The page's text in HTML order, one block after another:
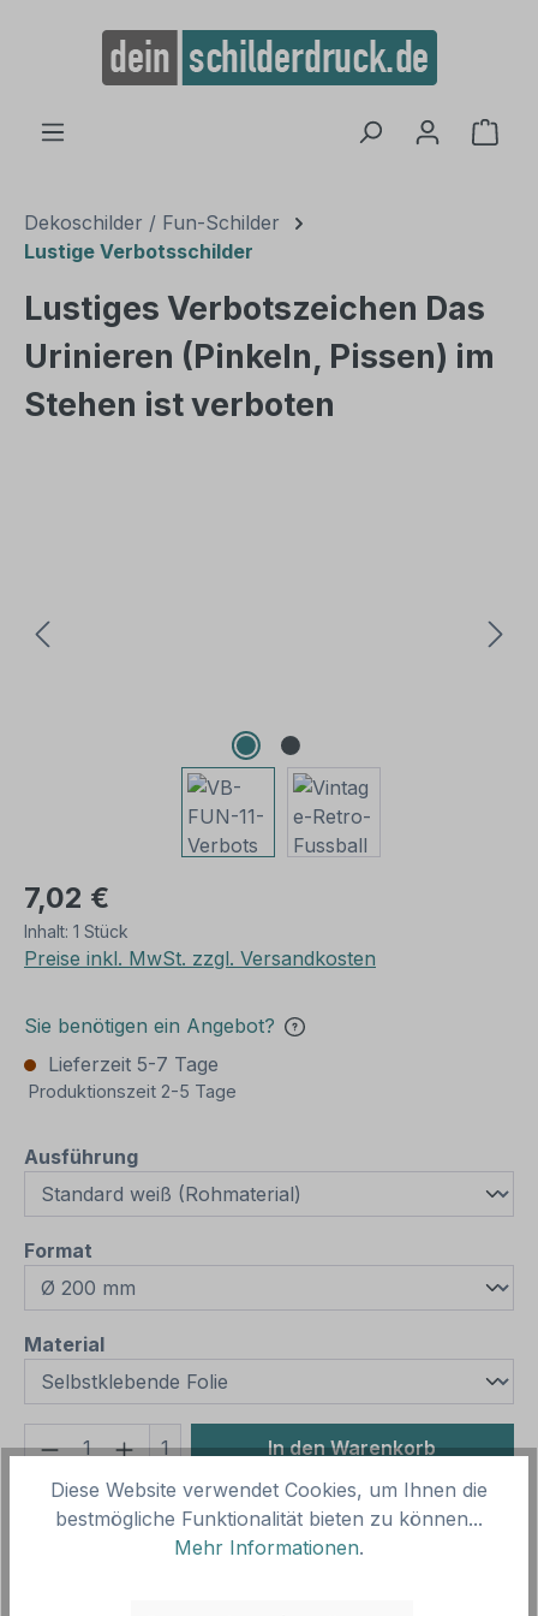
springen
Dekoschilder / Fun-Schilder
Lustige Verbotsschilder
Lustiges Verbotszeichen Das
Urinieren (Pinkeln, Pissen) im
Stehen ist verboten
7,02 €
Inhalt: 1 Stück
Preise inkl. MwSt. zzgl. Versandkosten
Sie benötigen ein Angebot?
Lieferzeit 5-7 Tage
Produktionszeit 2-5 Tage
Ausführungauswählen
Format
Materialauswählen
Produkt Anzahl: Gib den gewünschten
1 In den Warenkorb
Produktnummer:SH12390.1
Vorlagenummer: VB- FUN-11
Diese Website verwendet Cookies, um Ihnen die
bestmögliche Funktionalität bieten zu können...
Mehr Informationen.